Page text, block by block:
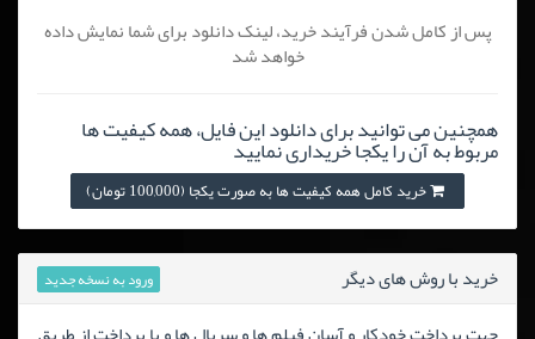
پس از کامل شدن فرآیند خرید، لینک دانلود برای شما نمایش داده
خواهد شد
همچنین می توانید برای دانلود این فایل، همه کیفیت ها
مربوط به آن را یکجا خریداری نمایید
خرید کامل همه کیفیت ها به صورت یکجا (100,000 تومان)
خرید با روش های دیگر ورود به نسخه جدید